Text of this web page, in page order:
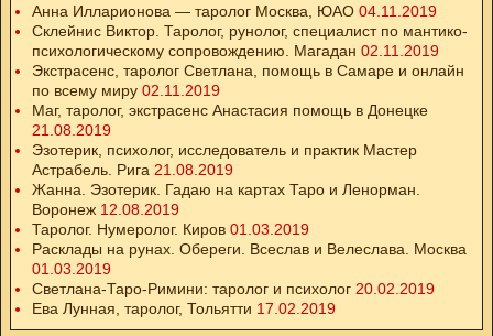
Анна Илларионова — таролог Москва, ЮАО 04.11.2019
Склейнис Виктор. Таролог, рунолог, специалист по мантико-
психологическому сопровождению. Магадан 02.11.2019
Экстрасенс, таролог Светлана, помощь в Самаре и онлайн
по всему миру 02.11.2019
Маг, таролог, экстрасенс Анастасия помощь в Донецке
21.08.2019
Эзотерик, психолог, исследователь и практик Мастер
Астрабель. Рига 21.08.2019
Жанна. Эзотерик. Гадаю на картах Таро и Ленорман.
Воронеж 12.08.2019
Таролог. Нумеролог. Киров 01.03.2019
Расклады на рунах. Обереги. Всеслав и Велеслава. Москва
01.03.2019
Светлана-Таро-Римини: таролог и психолог 20.02.2019
Ева Лунная, таролог, Тольятти 17.02.2019